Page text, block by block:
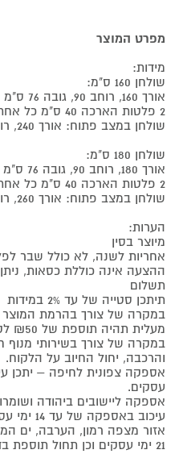
מפרט המוצר
מידות:
שולחן 160 ס"מ:
אורך 160, רוחב 90, גובה 76 ס"מ
2 פלטות הארכה 40 ס"מ כל אחת
שולחן במצב פתוח: אורך 240, רוחב 90, גובה 76 ס"מ
שולחן 180 ס"מ:
אורך 180, רוחב 90, גובה 76 ס"מ
2 פלטות הארכה 40 ס"מ כל אחת
שולחן במצב פתוח: אורך 260, רוחב 90, גובה 76 ס"מ
הערות:
מיוצר בסין
אחריות לשנה, לא כולל שבר
ההצעה אינה כוללת כסאות,
תשלום
תיתכן סטייה של עד 2% במידות
במקרה של צורך בהרמת
מעלית תהיה תוספת של ₪50 לקומה.
במקרה של צורך בשירותי מנוף
והרכבה, יחול החיוב על הלקוח.
עסקים.
אספקה ליישובים ביהודה
עיכוב באספקה של עד 14 ימי עסקים.
אזור מצפה רמון, הערבה, ים
21 ימי עסקים וכן תחול תוספת בדמי המשלוח של ₪199.